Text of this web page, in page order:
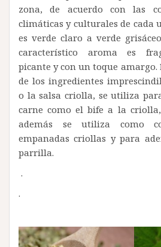
zona, de acuerdo con las
climáticas y culturales de cada
es verde claro a verde
característico aroma es
picante y con un toque amargo.
de los ingredientes
o la salsa criolla, se utiliza
carne como el bife a la
además se utiliza como
empanadas criollas y para
parrilla.
.
.